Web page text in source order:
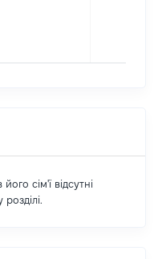
сім'ї відсутні